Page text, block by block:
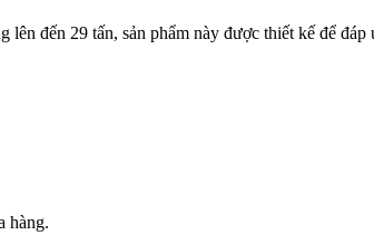
đến 29 tấn, sản phẩm này được thiết kế để đáp
hàng.